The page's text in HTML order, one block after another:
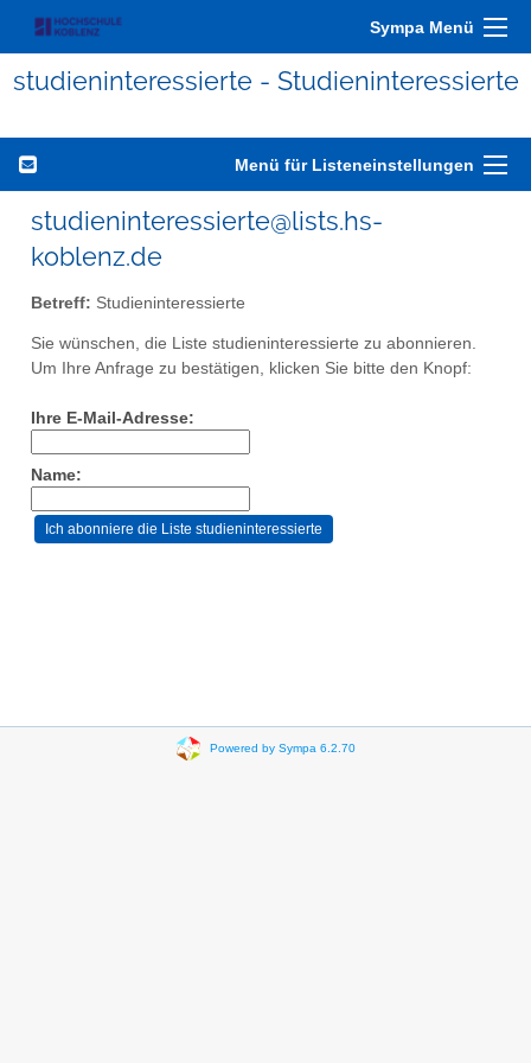
Sympa Menü
studieninteressierte - Studieninteressierte
Menü für Listeneinstellungen
studieninteressierte@lists.hs-
koblenz.de
Betreff: Studieninteressierte
Sie wünschen, die Liste studieninteressierte zu abonnieren.
Um Ihre Anfrage zu bestätigen, klicken Sie bitte den Knopf:
Ihre E-Mail-Adresse:
Name:
Powered by Sympa 6.2.70